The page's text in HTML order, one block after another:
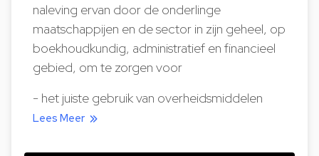
naleving ervan door de onderlinge
maatschappijen en de sector in zijn geheel, op
boekhoudkundig, administratief en financieel
gebied, om te zorgen voor
- het juiste gebruik van overheidsmiddelen
Lees Meer